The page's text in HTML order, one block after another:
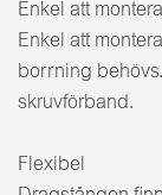
Enkel att montera
Enkel att
borrning
skruvförband.
Flexibel